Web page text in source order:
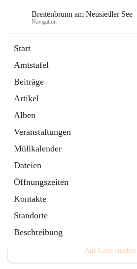
Breitenbrunn am Neusiedler See
Navigation
Start
Amtstafel
Beiträge
Artikel
Alben
Veranstaltungen
Müllkalender
Dateien
Öffnungszeiten
Kontakte
Standorte
Beschreibung
18 Schnellzugriffe
Gemeindeservice
Auf Karte ansehen